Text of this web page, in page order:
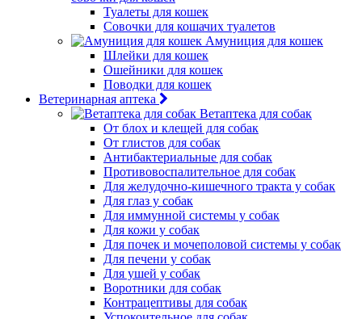
Туалеты для кошек
Совочки для кошачих туалетов
Амуниция для кошек
Шлейки для кошек
Ошейники для кошек
Поводки для кошек
Ветеринарная аптека
Ветаптека для собак
От блох и клещей для собак
От глистов для собак
Антибактериальные для собак
Противовоспалительное для собак
Для желудочно-кишечного тракта у собак
Для глаз у собак
Для иммунной системы у собак
Для кожи у собак
Для почек и мочеполовой системы у собак
Для печени у собак
Для ушей у собак
Воротники для собак
Контрацептивы для собак